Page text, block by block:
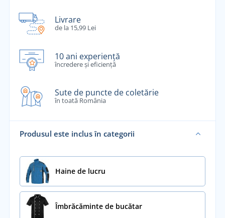
Livrare
de la 15,99 Lei
10 ani experiență
încredere și eficiență
Sute de puncte de coletărie
în toată România
Produsul este inclus în categorii
Haine de lucru
Îmbrăcăminte de bucătar